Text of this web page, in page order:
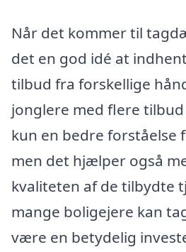
Når det kommer til
det en god idé at
tilbud fra forskellige
jonglere med flere
kun en bedre forståelse
men det hjælper også
kvaliteten af de tilbydte
mange boligejere kan
være en betydelig